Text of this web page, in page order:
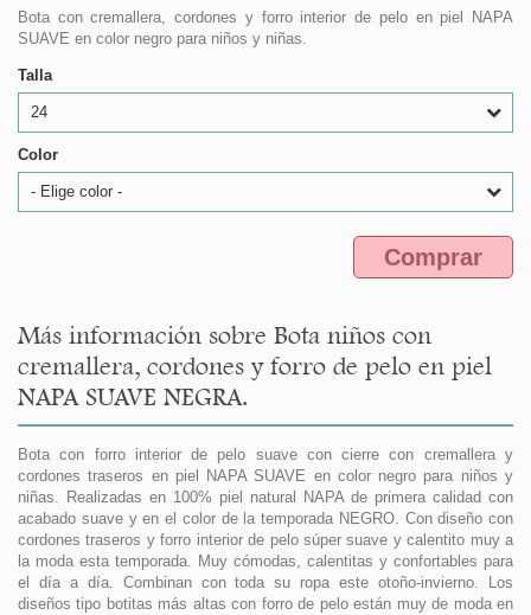
Bota con cremallera, cordones y forro interior de pelo en piel NAPA
SUAVE en color negro para niños y niñas.
Talla
24
Color
- Elige color -
Comprar
Más información sobre Bota niños con
cremallera, cordones y forro de pelo en piel
NAPA SUAVE NEGRA.
Bota con forro interior de pelo suave con cierre con cremallera y
cordones traseros en piel NAPA SUAVE en color negro para niños y
niñas. Realizadas en 100% piel natural NAPA de primera calidad con
acabado suave y en el color de la temporada NEGRO. Con diseño con
cordones traseros y forro interior de pelo súper suave y calentito muy a
la moda esta temporada. Muy cómodas, calentitas y confortables para
el día a día. Combinan con toda su ropa este otoño-invierno. Los
diseños tipo botitas más altas con forro de pelo están muy de moda en